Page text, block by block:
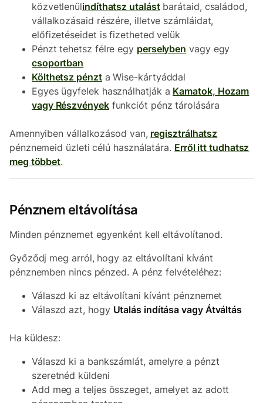
közvetlenülindíthatsz utalástbarátaid, családod,
vállalkozásaid részére, illetve számláidat,
előfizetéseidet is fizetheted velük
Pénzt tehetsz félre egy perselyben vagy egy
csoportban
Költhetsz pénzta Wise-kártyáddal
Egyes ügyfelek használhatják a Kamatok, Hozam
vagy Részvényekfunkciót pénz tárolására
Amennyiben vállalkozásod van, regisztrálhatsz
pénznemeid üzleti célú használatára. Erről itt tudhatsz
meg többet.
Pénznem eltávolítása
Minden pénznemet egyenként kell eltávolítanod.
Győződj meg arról, hogy az eltávolítani kívánt
pénznemben nincs pénzed. A pénz felvételéhez:
Válaszd ki az eltávolítani kívánt pénznemet
Válaszd azt, hogy Utalás indítása vagy Átváltás
Ha küldesz:
Válaszd ki a bankszámlát, amelyre a pénzt
szeretnéd küldeni
Add meg a teljes összeget, amelyet az adott